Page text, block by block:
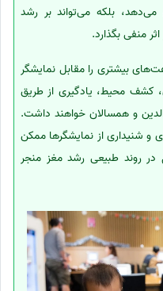
بلکه می‌تواند بر رشد
منفی بگذارد.
بیشتری را مقابل نمایشگر
کشف محیط، یادگیری از طریق
و همسالان خواهند داشت.
شنیداری از نمایشگرها ممکن
در روند طبیعی رشد مغز منجر